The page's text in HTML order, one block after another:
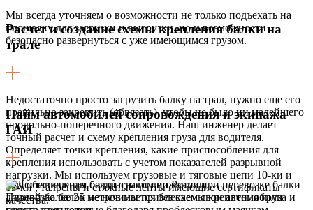
Мы всегда уточняем о возможности не только подъехать на
площадку для загрузки и выгрузки, но и возможности
безопасно развернуться с уже имеющимся грузом.
Расчет и создание схемы крепления балки на
трале
Недостаточно просто загрузить балку на трал, нужно еще его
правильно закрепить (обвязать), чтобы не было ни малейшего
продольно-поперечного движения. Наш инженер делает
точный расчет и схему крепления груза для водителя.
Определяет точки крепления, какие приспособления для
крепления использовать с учетом показателей разрывной
нагрузки. Мы используем грузовые и тяговые цепи 10-ки и
13-ки , талрепы и стяжные ленты имеющие сертификаты
качества.
Найм автомобилей сопровождения и экипажа
ГАИ
Для обеспечения безопасного движения при перевозке балки
длиной более 25 метров мы привлекаем свои автомобили
Перевозка балок не начинается без схемы крепления груза и